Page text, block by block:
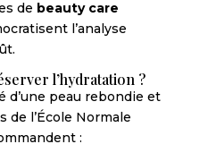
de beauty care
l’analyse
l’hydratation ?
d’une peau rebondie et
de l’École Normale
: